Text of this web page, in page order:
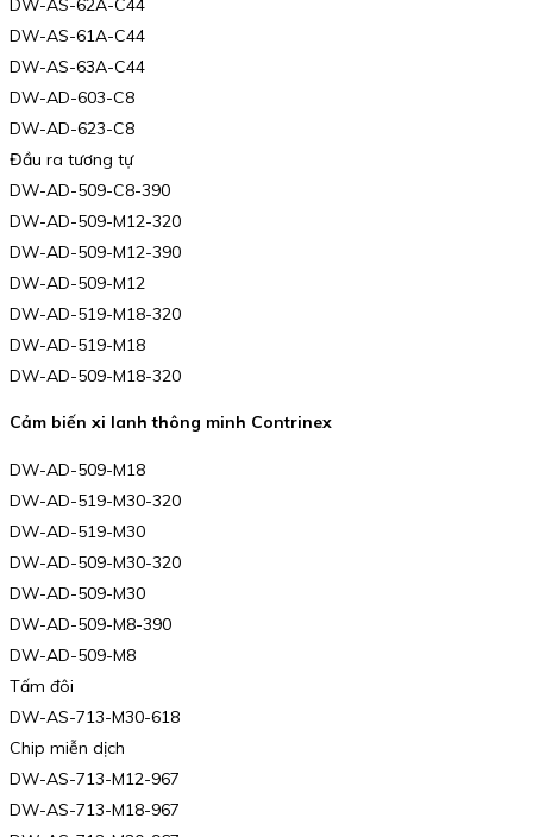
DW-AS-62A-C44
DW-AS-61A-C44
DW-AS-63A-C44
DW-AD-603-C8
DW-AD-623-C8
Đầu ra tương tự
DW-AD-509-C8-390
DW-AD-509-M12-320
DW-AD-509-M12-390
DW-AD-509-M12
DW-AD-519-M18-320
DW-AD-519-M18
DW-AD-509-M18-320
Cảm biến xi lanh thông minh Contrinex
DW-AD-509-M18
DW-AD-519-M30-320
DW-AD-519-M30
DW-AD-509-M30-320
DW-AD-509-M30
DW-AD-509-M8-390
DW-AD-509-M8
Tấm đôi
DW-AS-713-M30-618
Chip miễn dịch
DW-AS-713-M12-967
DW-AS-713-M18-967